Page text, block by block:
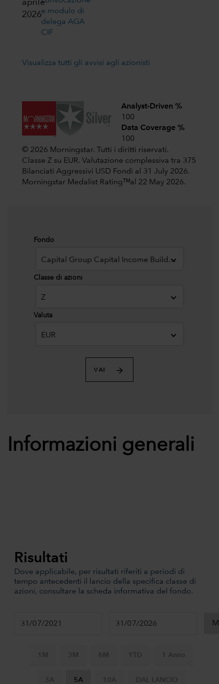
aprile
2026e modulo di
delega AGA
CIF
Visualizza tutti gli avvisi agli azionisti
Analyst-Driven %
100
Data Coverage %
100
© 2026 Morningstar. Tutti i diritti riservati.
Classe Z su EUR. Valutazione complessiva tra 375
Bilanciati Aggressivi USD Fondi al 31 July 2026.
Morningstar Medalist Ratingᵀᴹal 22 May 2026.
Fondo
Capital Group Capital Income Builder (LUX)
Classe di azioni
Z
Valuta
EUR
VAI
Informazioni generali
Risultati
Dove applicabile, per risultati riferiti a periodi di
tempo antecedenti il lancio della specifica classe di
azioni, consultare la scheda informativa del fondo.
1M 3M 6M YTD 1 Anno
3A 5A 10A DAL LANCIO